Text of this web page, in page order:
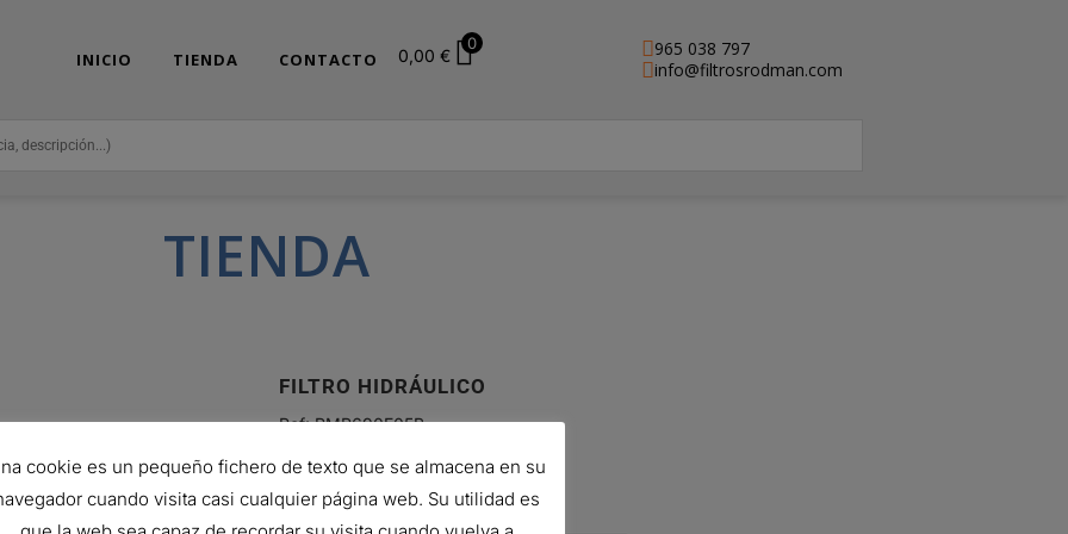
965 038 797
info@filtrosrodman.com
INICIO TIENDA CONTACTO 0,00 €
0
TIENDA
FILTRO HIDRÁULICO
Ref: RMR690E05B
323,39€
Hay existencias (puede reservarse)
cookie es un pequeño fichero de texto que se almacena en su
cuando visita casi cualquier página web. Su utilidad es